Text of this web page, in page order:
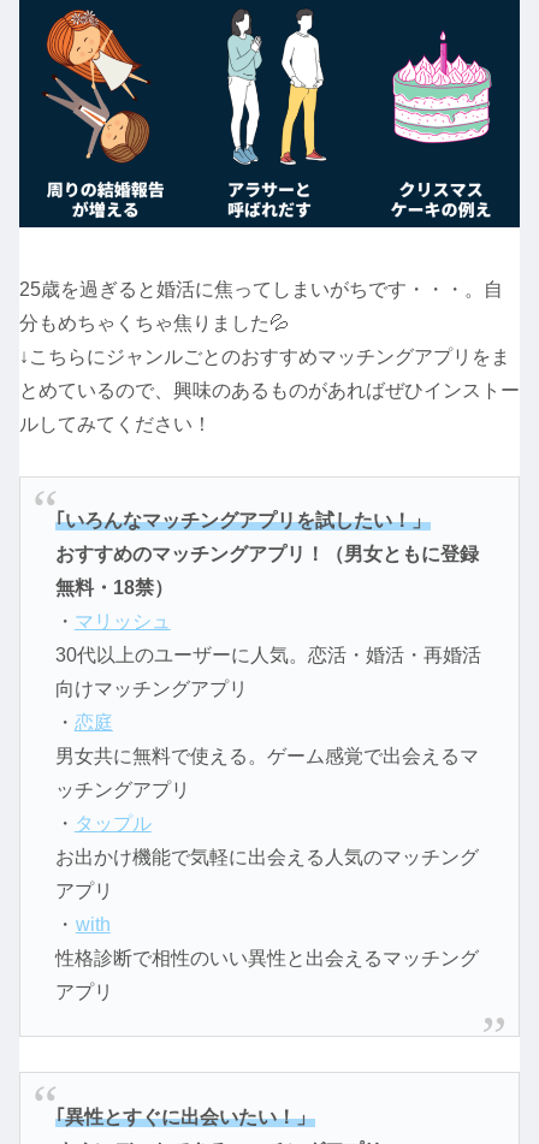
25歳を過ぎると婚活に焦ってしまいがちです・・・。自
分もめちゃくちゃ焦りました💦
↓こちらにジャンルごとのおすすめマッチングアプリをま
とめているので、興味のあるものがあればぜひインストー
ルしてみてください！
｢いろんなマッチングアプリを試したい！」
おすすめのマッチングアプリ！（男女ともに登録
無料・18禁）
・ マリッシュ
30代以上のユーザーに人気。恋活・婚活・再婚活
向けマッチングアプリ
・ 恋庭
男女共に無料で使える。ゲーム感覚で出会えるマ
ッチングアプリ
・ タップル
お出かけ機能で気軽に出会える人気のマッチング
アプリ
・ with
性格診断で相性のいい異性と出会えるマッチング
アプリ
｢異性とすぐに出会いたい！」